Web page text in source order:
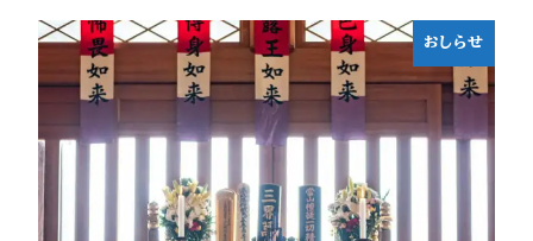
おしらせ